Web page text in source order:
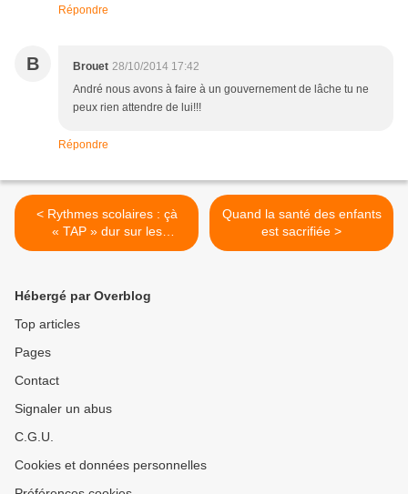
Répondre
B Brouet 28/10/2014 17:42
André nous avons à faire à un gouvernement de lâche tu ne
peux rien attendre de lui!!!
Répondre
< Rythmes scolaires : çà
« TAP » dur sur les
communes
Quand la santé des enfants
est sacrifiée >
Hébergé par Overblog
Top articles
Pages
Contact
Signaler un abus
C.G.U.
Cookies et données personnelles